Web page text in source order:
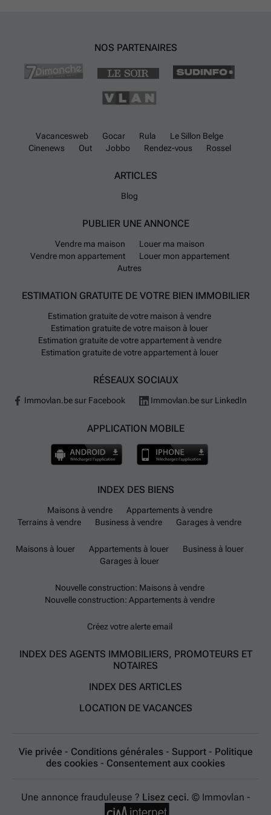
NOS PARTENAIRES
Vacancesweb Gocar Rula
Le Sillon Belge
Cinenews
Out Jobbo Rendez-vous Rossel
ARTICLES
Blog
PUBLIER UNE ANNONCE
Vendre ma maison
Louer ma maison
Vendre mon appartement
Louer mon appartement
Autres
ESTIMATION GRATUITE DE VOTRE BIEN IMMOBILIER
Estimation gratuite de votre maison à vendre
Estimation gratuite de votre maison à louer
Estimation gratuite de votre appartement à vendre
Estimation gratuite de votre appartement à louer
RÉSEAUX SOCIAUX
Immovlan.be sur Facebook Immovlan.be sur LinkedIn
APPLICATION MOBILE
INDEX DES BIENS
Maisons à vendre
Appartements à vendre
Terrains à vendre
Business à vendre Garages à vendre
Maisons à louer Appartements à louer
Business à louer
Garages à louer
Nouvelle construction: Maisons à vendre
Nouvelle construction: Appartements à vendre
Créez votre alerte email
INDEX DES AGENTS IMMOBILIERS, PROMOTEURS ET
NOTAIRES
INDEX DES ARTICLES
LOCATION DE VACANCES
Vie privée - Conditions générales - Support - Politique
des cookies - Consentement aux cookies
Une annonce frauduleuse ? Lisez ceci. © Immovlan -